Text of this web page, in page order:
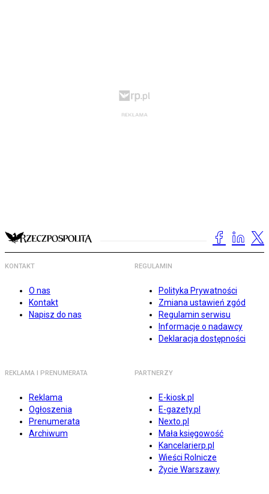
KONTAKT
O nas
Kontakt
Napisz do nas
REGULAMIN
Polityka Prywatności
Zmiana ustawień zgód
Regulamin serwisu
Informacje o nadawcy
Deklaracja dostępności
REKLAMA I PRENUMERATA
Reklama
Ogłoszenia
Prenumerata
Archiwum
PARTNERZY
E-kiosk.pl
E-gazety.pl
Nexto.pl
Mała księgowość
Kancelarierp.pl
Wieści Rolnicze
Życie Warszawy